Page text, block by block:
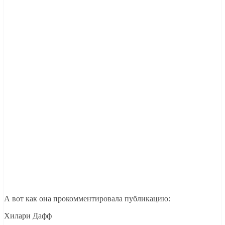
А вот как она прокомментировала публикацию:
Хилари Дафф